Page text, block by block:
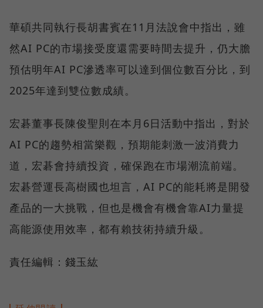
華碩共同執行長胡書賓在11月法說會中指出，雖
然AI PC的市場接受度還需要時間去提升，仍大膽
預估明年AI PC滲透率可以達到個位數百分比，到
2025年達到雙位數成績。
宏碁董事長陳俊聖則在本月6日活動中指出，對於
AI PC的趨勢相當樂觀，預期能刺激一波消費力
道，宏碁會持續投資，確保跑在市場潮流前端。
宏碁營運長高樹國也坦言，AI PC的能耗將是開發
產品的一大挑戰，但也是機會有機會靠AI力量提
高能源使用效率，都有賴技術持續升級。
責任編輯：錢玉紘